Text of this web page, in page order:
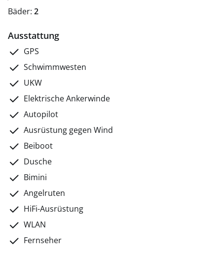
Bäder: 2
Ausstattung
GPS
Schwimmwesten
UKW
Elektrische Ankerwinde
Autopilot
Ausrüstung gegen Wind
Beiboot
Dusche
Bimini
Angelruten
HiFi-Ausrüstung
WLAN
Fernseher